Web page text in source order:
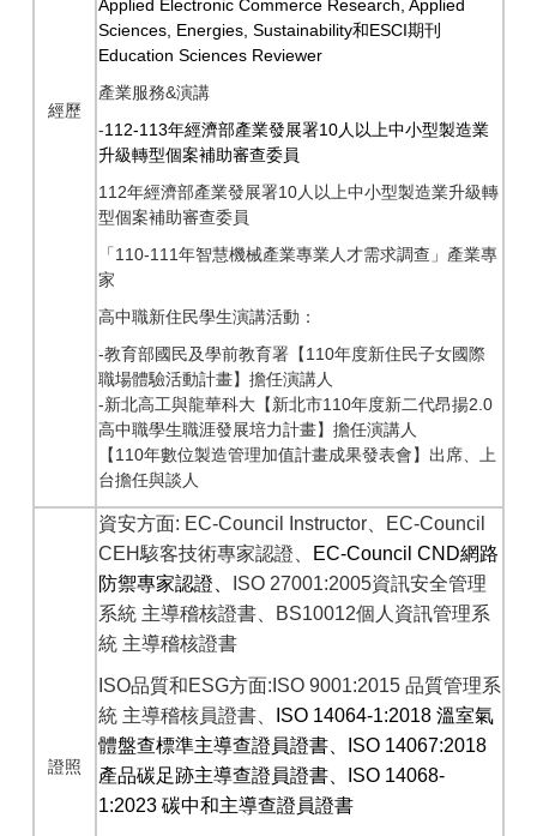
經歷
Applied Electronic Commerce Research, Applied
Sciences, Energies, Sustainability和ESCI期刊
Education Sciences Reviewer
產業服務&演講
-112-113年經濟部產業發展署10人以上中小型製造業
升級轉型個案補助審查委員
112年經濟部產業發展署10人以上中小型製造業升級轉
型個案補助審查委員
「110-111年智慧機械產業專業人才需求調查」產業專
家
高中職新住民學生演講活動：
-教育部國民及學前教育署【110年度新住民子女國際
職場體驗活動計畫】擔任演講人
-新北高工與龍華科大【新北市110年度新二代昂揚2.0
高中職學生職涯發展培力計畫】擔任演講人
【110年數位製造管理加值計畫成果發表會】出席、上
台擔任與談人
證照
資安方面: EC-Council Instructor
EC-Council
CEH駭客技術專家認證、 EC-Council CND網路
防禦專家認證、
ISO 27001:2005資訊安全管理
系統 主導稽核證書、 BS10012個人資訊管理系
統 主導稽核證書
ISO品質和ESG方面:ISO 9001:2015 品質管理系
統 主導稽核員證書、 ISO 14064-1:2018 溫室氣
體盤查標準主導查證員證書、
ISO 14067:2018
產品碳足跡主導查證員證書、
ISO 14068-
1:2023 碳中和主導查證員證書